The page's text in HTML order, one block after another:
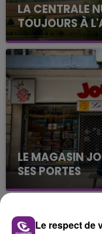
LA CENTRALE
TOUJOURS À
Cela fait déjà
nucléaire
justifiée par la
présente.
LE MAGASIN
SES PORTES
C'était l'une des
rémois. Le
fermer ses portes.
TITRESLe respect de